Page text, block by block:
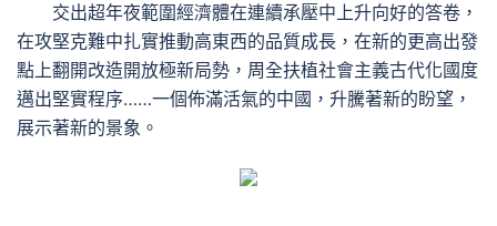
交出超年夜範圍經濟體在連續承壓中上升向好的答卷，
在攻堅克難中扎實推動高東西的品質成長，在新的更高出發
點上翻開改造開放極新局勢，周全扶植社會主義古代化國度
邁出堅實程序……一個佈滿活氣的中國，升騰著新的盼望，
展示著新的景象。